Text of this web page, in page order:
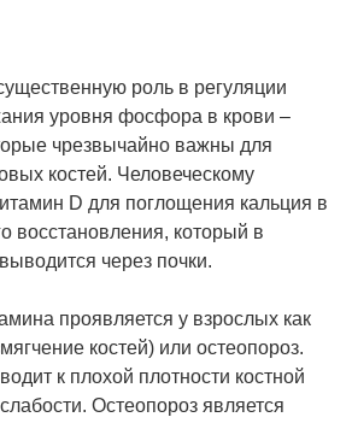
роль в регуляции
уровня фосфора в крови –
чрезвычайно важны для
костей. Человеческому
D для поглощения кальция в
восстановления, который в
через почки.
проявляется у взрослых как
костей) или остеопороз.
к плохой плотности костной
Остеопороз является